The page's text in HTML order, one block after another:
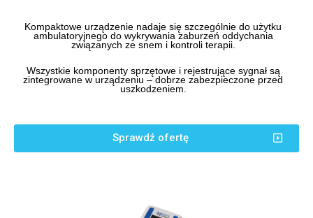
Kompaktowe urządzenie nadaje się szczególnie do użytku
ambulatoryjnego do wykrywania zaburzeń oddychania
związanych ze snem i kontroli terapii.
Wszystkie komponenty sprzętowe i rejestrujące sygnał są
zintegrowane w urządzeniu – dobrze zabezpieczone przed
uszkodzeniem.
Sprawdź ofertę